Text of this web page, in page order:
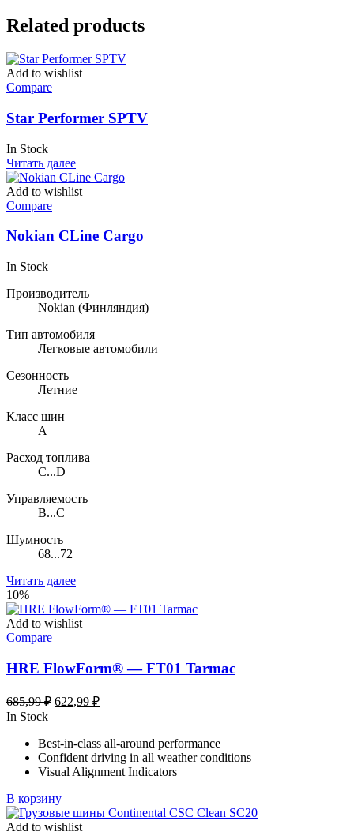
Related products
Add to wishlist
Compare
Star Performer SPTV
In Stock
Читать далее
Add to wishlist
Compare
Nokian CLine Cargo
In Stock
Производитель
Nokian (Финляндия)
Тип автомобиля
Легковые автомобили
Сезонность
Летние
Класс шин
A
Расход топлива
C...D
Управляемость
B...C
Шумность
68...72
Читать далее
10%
Add to wishlist
Compare
HRE FlowForm® — FT01 Tarmac
685,99₽ Первоначальная
685,99 ₽.
622,99 ₽Текущая
In Stock
Best-in-class all-around performance
Confident driving in all weather conditions
Visual Alignment Indicators
В корзину
Add to wishlist